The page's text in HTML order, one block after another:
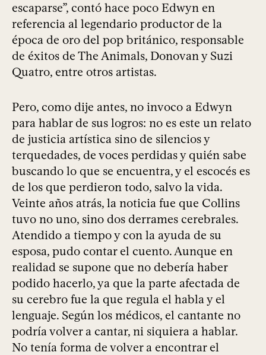
escaparse”, contó hace poco Edwyn en
referencia al legendario productor de la
época de oro del pop británico, responsable
de éxitos de The Animals, Donovan y Suzi
Quatro, entre otros artistas.
Pero, como dije antes, no invoco a Edwyn
para hablar de sus logros: no es este un relato
de justicia artística sino de silencios y
terquedades, de voces perdidas y quién sabe
buscando lo que se encuentra, y el escocés es
de los que perdieron todo, salvo la vida.
Veinte años atrás, la noticia fue que Collins
tuvo no uno, sino dos derrames cerebrales.
Atendido a tiempo y con la ayuda de su
esposa, pudo contar el cuento. Aunque en
realidad se supone que no debería haber
podido hacerlo, ya que la parte afectada de
su cerebro fue la que regula el habla y el
lenguaje. Según los médicos, el cantante no
podría volver a cantar, ni siquiera a hablar.
No tenía forma de volver a encontrar el